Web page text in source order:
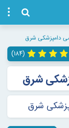
دامپزشکی شرق
(۱۸۴)
شرق
شرق